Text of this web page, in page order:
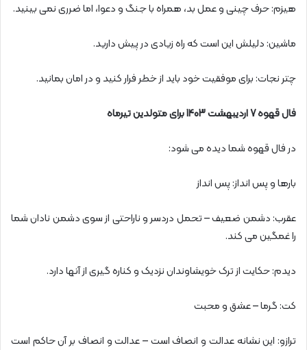
هیزم: حرف چینی و عمل بد، همراه با جنگ و دعوا، اما ضرری نمی بینید.
ماشین: دلیلش این است که راه زیادی در پیش دارید.
چتر نجات: برای موفقیت خود باید از خطر فرار کنید و در امان بمانید.
فال قهوه 7 اردیبهشت 1403 برای متولدین تیرماه
در فال قهوه شما دیده می شود:
بارها و پس انداز: پس انداز
عقرب: دشمن ضعیف – تحمل دردسر و ناراحتی از سوی دشمن نادان شما
را غمگین می کند.
دیدم: حکایت از ترک خویشاوندان نزدیک و کناره گیری از آنها دارد.
کت: گرما – عشق و محبت
ترازو: این نشانه عدالت و انصاف است – عدالت و انصاف بر آن حاکم است